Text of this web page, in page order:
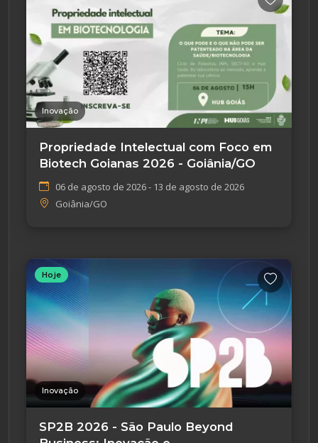
Inovação
Propriedade Intelectual com Foco em
Biotech Goianas 2026 - Goiânia/GO
06 de agosto de 2026 - 13 de agosto de 2026
Goiânia/GO
Hoje
Inovação
SP2B 2026 - São Paulo Beyond